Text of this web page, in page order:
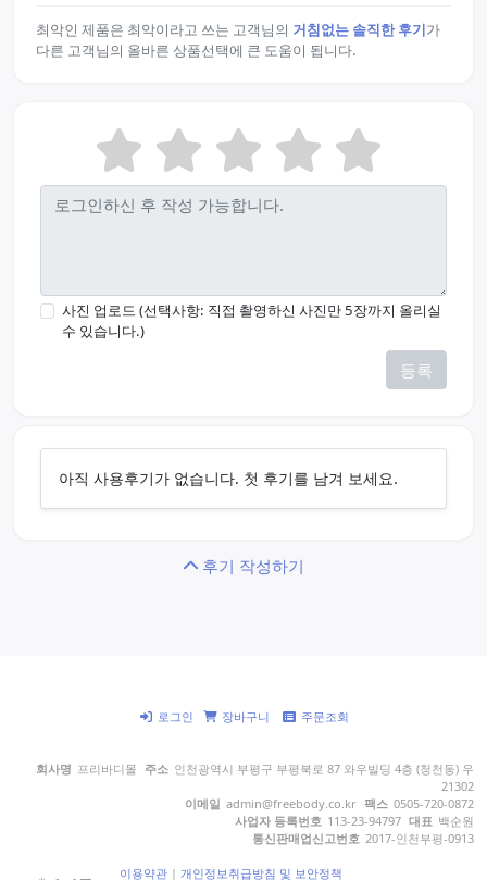
최악인 제품은 최악이라고 쓰는 고객님의 거침없는 솔직한 후기가
다른 고객님의 올바른 상품선택에 큰 도움이 됩니다.
사진 업로드 (선택사항: 직접 촬영하신 사진만 5장까지 올리실
수 있습니다.)
등록
아직 사용후기가 없습니다. 첫 후기를 남겨 보세요.
후기 작성하기
로그인 장바구니 주문조회
이용약관 | 개인정보취급방침 및 보안정책
회사명 프리바디몰 주소 인천광역시 부평구 부평북로 87 와우빌딩 4층 (청천동) 우
21302
이메일 admin@freebody.co.kr 팩스 0505-720-0872
사업자 등록번호 113-23-94797 대표 백순원
통신판매업신고번호 2017-인천부평-0913